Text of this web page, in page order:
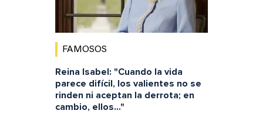
FAMOSOS
Reina Isabel: "Cuando la vida
parece difícil, los valientes no se
rinden ni aceptan la derrota; en
cambio, ellos..."